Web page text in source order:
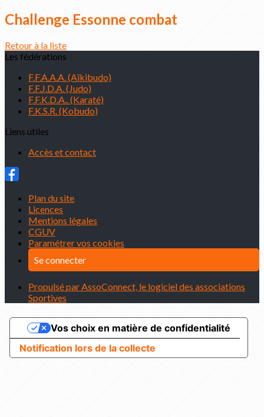
Challenge Essonne combat
Retour à la liste
Les fédérations
F.F.A.A.A. (Aïkibudo)
F.F.J.D.A. (Judo)
F.F.K.D.A.. (Karaté)
F.K.S.R. (Kobudo)
Liens utiles
Accès et contact
Plan du site
Licences
Mentions légales
CGUV
Paramétrer vos cookies
Se connecter
Propulsé par AssoConnect, le logiciel des associations
Sportives
Notification lors de la collecte
Vos choix en matière de confidentialité